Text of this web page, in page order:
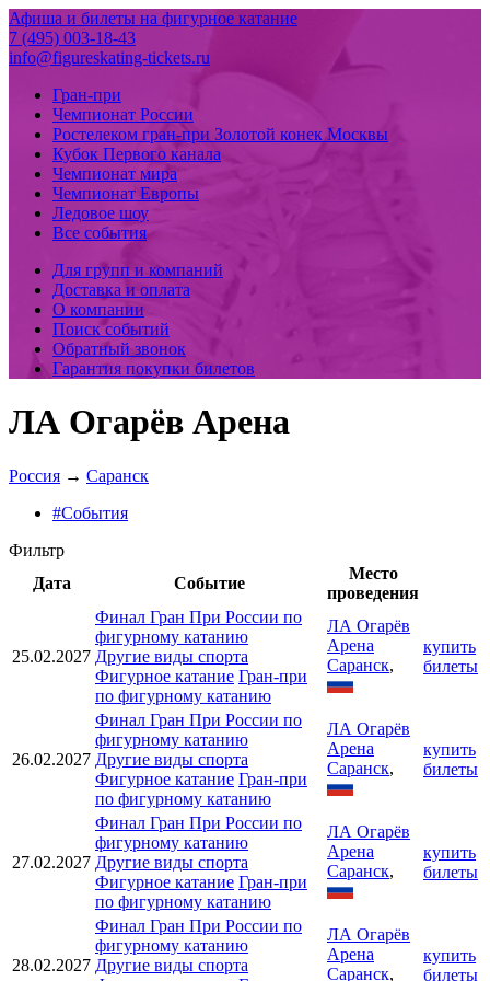
Афиша и билеты на фигурное катание
7 (495) 003-18-43
info@figureskating-tickets.ru
Гран-при
Чемпионат России
Ростелеком гран-при Золотой конек Москвы
Кубок Первого канала
Чемпионат мира
Чемпионат Европы
Ледовое шоу
Все события
Для групп и компаний
Доставка и оплата
О компании
Поиск событий
Обратный звонок
Гарантия покупки билетов
ЛА Огарёв Арена
Россия → Саранск
#События
Фильтр
Дата
Событие
Место
проведения
25.02.2027
Финал Гран При России по
фигурному катанию
Другие виды спорта
Фигурное катание Гран-при
по фигурному катанию
ЛА Огарёв
Арена
Саранск,
купить
билеты
26.02.2027
Финал Гран При России по
фигурному катанию
Другие виды спорта
Фигурное катание Гран-при
по фигурному катанию
ЛА Огарёв
Арена
Саранск,
купить
билеты
27.02.2027
Финал Гран При России по
фигурному катанию
Другие виды спорта
Фигурное катание Гран-при
по фигурному катанию
ЛА Огарёв
Арена
Саранск,
купить
билеты
28.02.2027
Финал Гран При России по
фигурному катанию
Другие виды спорта
ЛА Огарёв
Арена
Саранск,
купить
билеты